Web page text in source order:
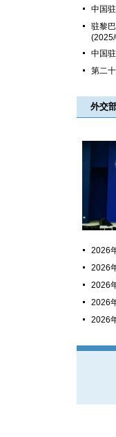
中国
驻黎
中国
第二
外交
2026
2026
2026
2026
2026